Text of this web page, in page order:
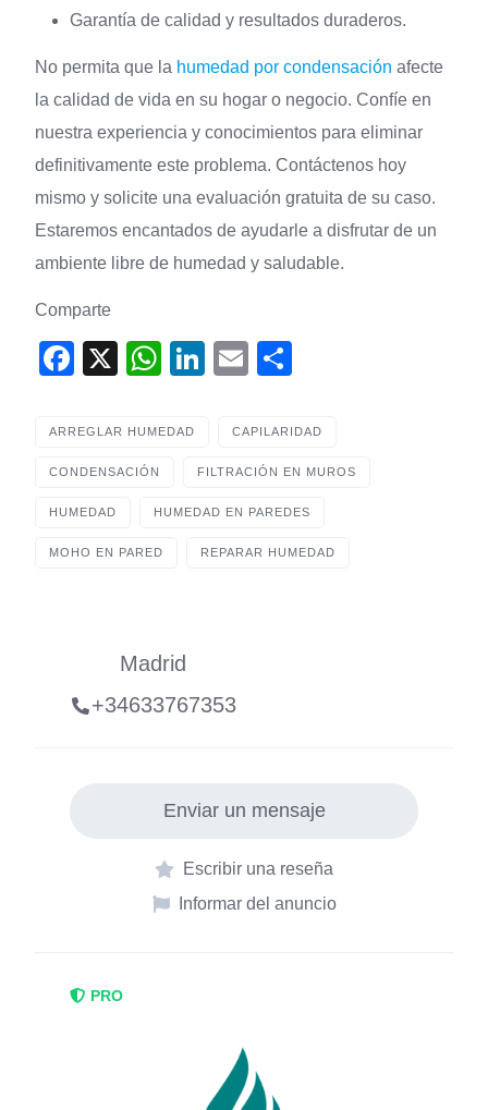
Garantía de calidad y resultados duraderos.
No permita que la humedad por condensación afecte
la calidad de vida en su hogar o negocio. Confíe en
nuestra experiencia y conocimientos para eliminar
definitivamente este problema. Contáctenos hoy
mismo y solicite una evaluación gratuita de su caso.
Estaremos encantados de ayudarle a disfrutar de un
ambiente libre de humedad y saludable.
Comparte
F
c
e
b
o
X
W
at
A
p
Li
e
dI
E
ail ar
e
ARREGLAR HUMEDAD CAPILARIDAD
CONDENSACIÓN FILTRACIÓN EN MUROS
HUMEDAD HUMEDAD EN PAREDES
MOHO EN PARED REPARAR HUMEDAD
Madrid
+34633767353
Enviar un mensaje
Escribir una reseña
Informar del anuncio
PRO